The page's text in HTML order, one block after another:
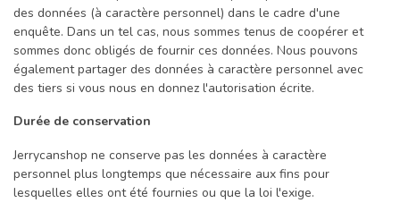
des données (à caractère personnel) dans le cadre d'une
enquête. Dans un tel cas, nous sommes tenus de coopérer et
sommes donc obligés de fournir ces données. Nous pouvons
également partager des données à caractère personnel avec
des tiers si vous nous en donnez l'autorisation écrite.
Durée de conservation
Jerrycanshop ne conserve pas les données à caractère
personnel plus longtemps que nécessaire aux fins pour
lesquelles elles ont été fournies ou que la loi l'exige.